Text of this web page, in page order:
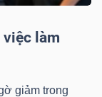
việc làm
giảm trong